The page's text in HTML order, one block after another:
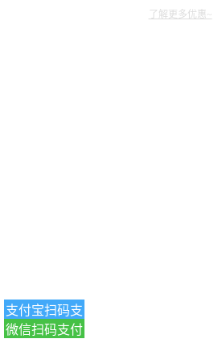
支付宝扫码支
付
微信扫码支付
了解更多优惠~